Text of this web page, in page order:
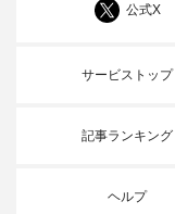
公式X
サービストップ
記事ランキング
ヘルプ